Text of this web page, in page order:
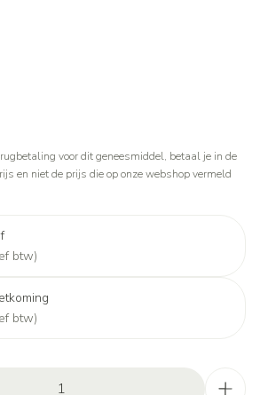
voor dit geneesmiddel, betaal je in de
en niet de prijs die op onze webshop vermeld
btw)
btw)